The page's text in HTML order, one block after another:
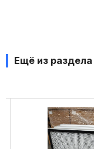
Ещё из раздела